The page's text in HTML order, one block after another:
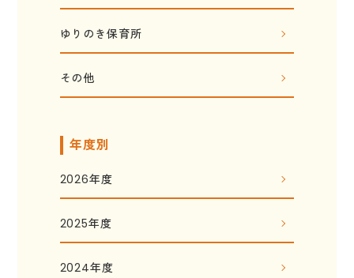
ゆりのき保育所
その他
年度別
2026年度
2025年度
2024年度